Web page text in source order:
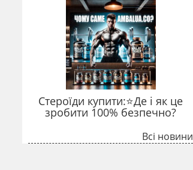
Стероїди купити:⭐Де і як це
зробити 100% безпечно?
Всі новини